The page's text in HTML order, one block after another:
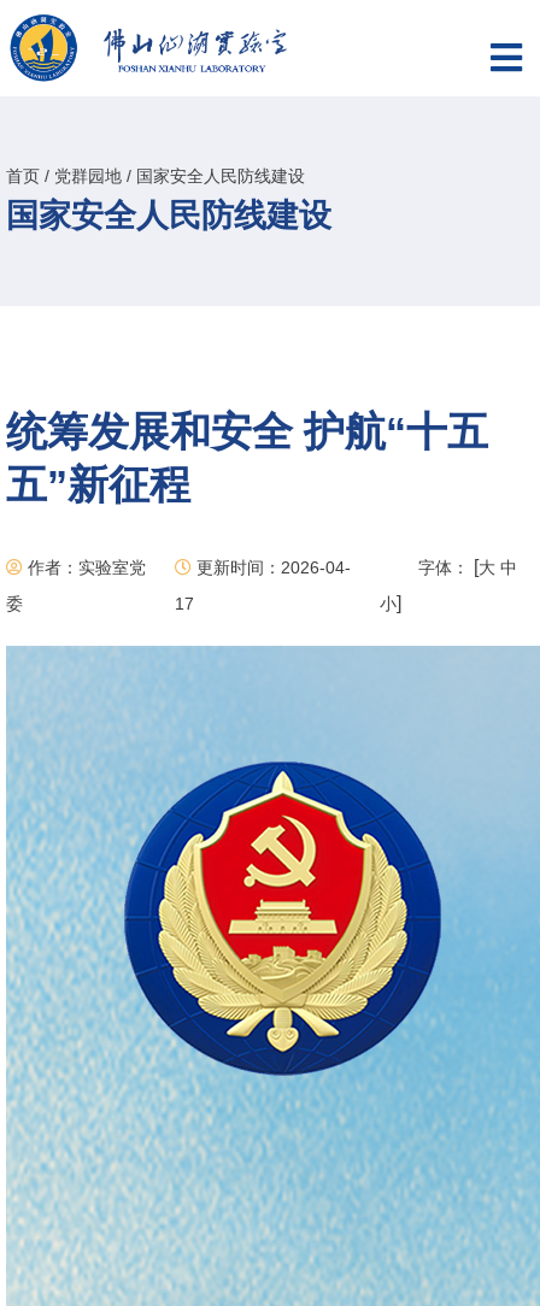
首页 / 党群园地 / 国家安全人民防线建设
国家安全人民防线建设
统筹发展和安全 护航“十五
五”新征程
作者：实验室党
委
更新时间：2026-04-
17
字体： [大 中
小]